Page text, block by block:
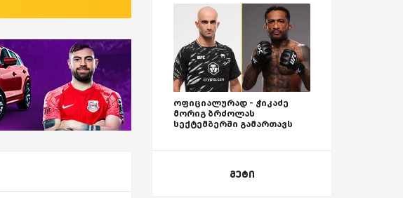
ოფიციალურად - ჭიკაძე
მორიგ ბრძოლას
სექტემბერში გამართავს
მეტი